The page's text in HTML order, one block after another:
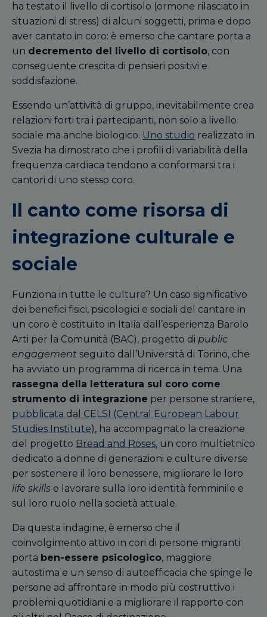
ha testato il livello di cortisolo (ormone rilasciato in
situazioni di stress) di alcuni soggetti, prima e dopo
aver cantato in coro: è emerso che cantare porta a
un decremento del livello di cortisolo, con
conseguente crescita di pensieri positivi e
soddisfazione.
Essendo un’attività di gruppo, inevitabilmente crea
relazioni forti tra i partecipanti, non solo a livello
sociale ma anche biologico. Uno studio realizzato in
Svezia ha dimostrato che i profili di variabilità della
frequenza cardiaca tendono a conformarsi tra i
cantori di uno stesso coro.
Il canto come risorsa di
integrazione culturale e
sociale
Funziona in tutte le culture? Un caso significativo
dei benefici fisici, psicologici e sociali del cantare in
un coro è costituito in Italia dall’esperienza Barolo
Arti per la Comunità (BAC), progetto di public
engagement seguito dall’Università di Torino, che
ha avviato un programma di ricerca in tema. Una
rassegna della letteratura sul coro come
strumento di integrazione per persone straniere,
pubblicata dal CELSI (Central European Labour
Studies Institute), ha accompagnato la creazione
del progetto Bread and Roses, un coro multietnico
dedicato a donne di generazioni e culture diverse
per sostenere il loro benessere, migliorare le loro
life skills e lavorare sulla loro identità femminile e
sul loro ruolo nella società attuale.
Da questa indagine, è emerso che il
coinvolgimento attivo in cori di persone migranti
porta ben-essere psicologico, maggiore
autostima e un senso di autoefficacia che spinge le
persone ad affrontare in modo più costruttivo i
problemi quotidiani e a migliorare il rapporto con